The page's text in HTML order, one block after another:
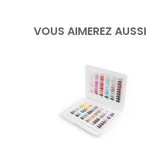
VOUS AIMEREZ AUSSI